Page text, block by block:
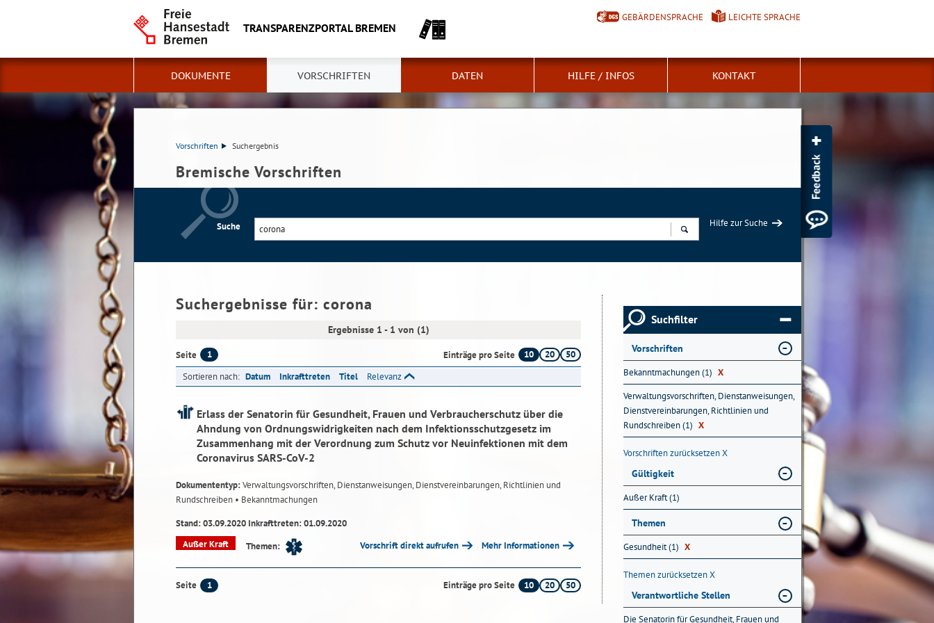
TRANSPARENZPORTAL BREMEN
GEBÄRDENSPRACHE LEICHTE SPRACHE
DOKUMENTE VORSCHRIFTEN DATEN HILFE / INFOS KONTAKT
Vorschriften Suchergebnis
Bremische Vorschriften
Suche
Hilfe zur Suche
Suchergebnisse für: corona
Ergebnisse 1 - 1 von (1)
Seite 1 Einträge pro Seite 10 20
50
Sortieren nach: Datum Inkrafttreten Titel Relevanz
Erlass der Senatorin für Gesundheit, Frauen und Verbraucherschutz über die
Ahndung von Ordnungswidrigkeiten nach dem Infektionsschutzgesetz im
Zusammenhang mit der Verordnung zum Schutz vor Neuinfektionen mit dem
Coronavirus SARS-CoV-2
Dokumententyp:Verwaltungsvorschriften, Dienstanweisungen, Dienstvereinbarungen, Richtlinien und
Rundschreiben • Bekanntmachungen
Stand: 03.09.2020 Inkrafttreten: 01.09.2020
Außer Kraft
Themen: Vorschrift direkt aufrufen Mehr Informationen
Seite 1 Einträge pro Seite 10 20 50
Suchfilter
Vorschriften
Bekanntmachungen (1) X
Verwaltungsvorschriften, Dienstanweisungen,
Dienstvereinbarungen, Richtlinien und
Rundschreiben (1) X
Vorschriften zurücksetzenX
Gültigkeit
Außer Kraft (1)
Themen
Gesundheit (1) X
Themen zurücksetzenX
Verantwortliche Stellen
Die Senatorin für Gesundheit, Frauen und